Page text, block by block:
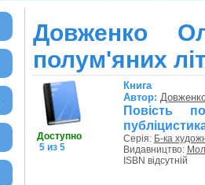
Довженко
полум'яних
Доступно
5 из 5
Книга
Автор:
Повість
Серія: Б-ка
Видавництво:
ISBN відсутній